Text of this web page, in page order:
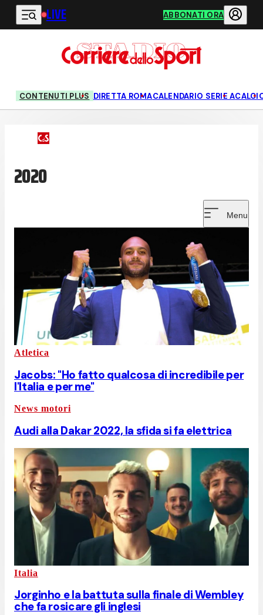
Vai al contenuto principale
LIVE ABBONATI ORA
CONTENUTI PLUS DIRETTA ROMACALENDARIO SERIE A
2020
Menu
Atletica
Jacobs: "Ho fatto qualcosa di incredibile per
l'Italia e per me"
News motori
Audi alla Dakar 2022, la sfida si fa elettrica
Italia
Jorginho e la battuta sulla finale di Wembley
che fa rosicare gli inglesi